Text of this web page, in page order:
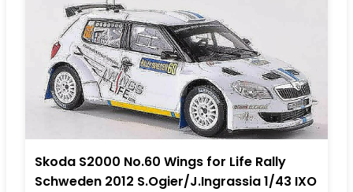
Skoda S2000 No.60 Wings for Life Rally
Schweden 2012 S.Ogier/J.Ingrassia 1/43 IXO